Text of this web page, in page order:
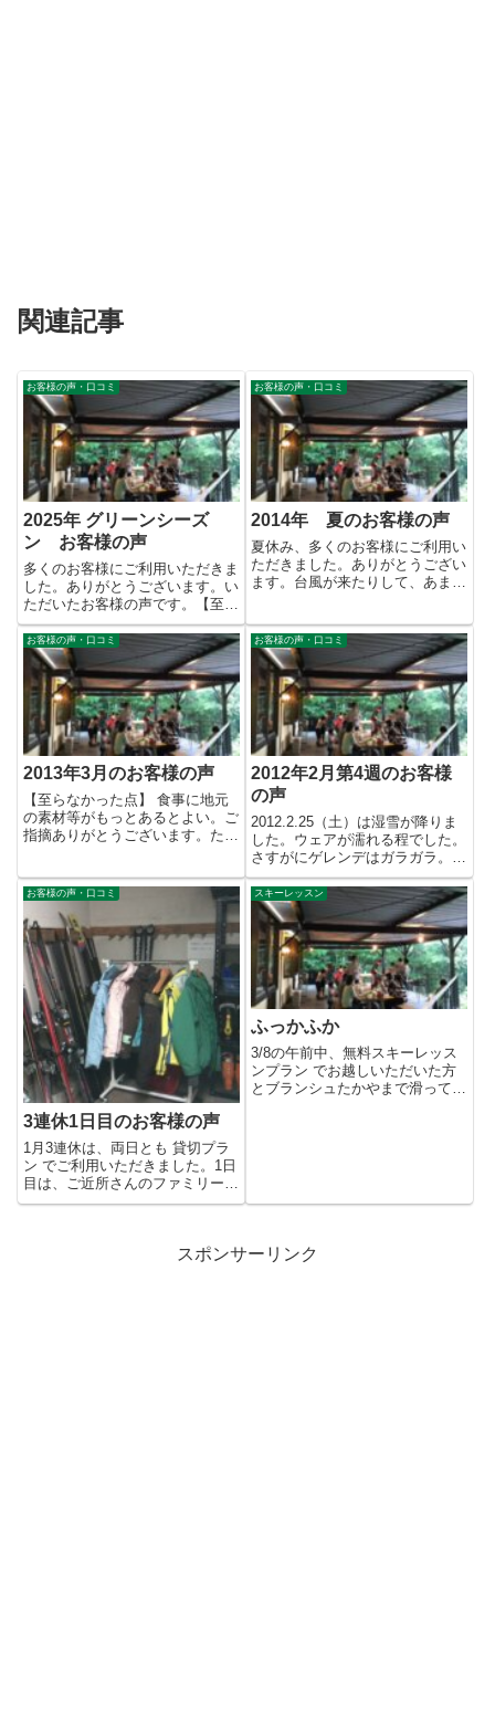
関連記事
お客様の声・口コミ
2025年 グリーンシーズ
ン お客様の声
多くのお客様にご利用いただきま
した。ありがとうございます。い
ただいたお客様の声です。【至ら
なかった点】 1.ひげそりがあ...
お客様の声・口コミ
2014年 夏のお客様の声
夏休み、多くのお客様にご利用い
ただきました。ありがとうござい
ます。台風が来たりして、あまり
お客様の声・口コミ
2013年3月のお客様の声
【至らなかった点】 食事に地元
の素材等がもっとあるとよい。ご
指摘ありがとうございます。ただ
お客様の声・口コミ
2012年2月第4週のお客様
の声
2012.2.25（土）は湿雪が降りま
した。ウェアが濡れる程でした。
さすがにゲレンデはガラガラ。翌
日曜日は、固めのバーン...
お客様の声・口コミ
3連休1日目のお客様の声
1月3連休は、両日とも 貸切プラ
ン でご利用いただきました。1日
目は、ご近所さんのファミリー。
ご近所の皆さんでスキー旅行...
スキーレッスン
ふっかふか
3/8の午前中、無料スキーレッス
ンプラン でお越しいただいた方
とブランシュたかやまで滑ってき
スポンサーリンク